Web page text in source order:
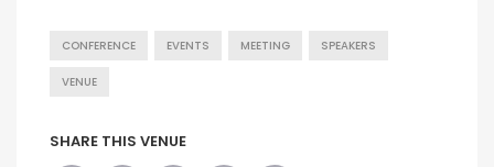
CONFERENCE EVENTS MEETING SPEAKERS
VENUE
SHARE THIS VENUE